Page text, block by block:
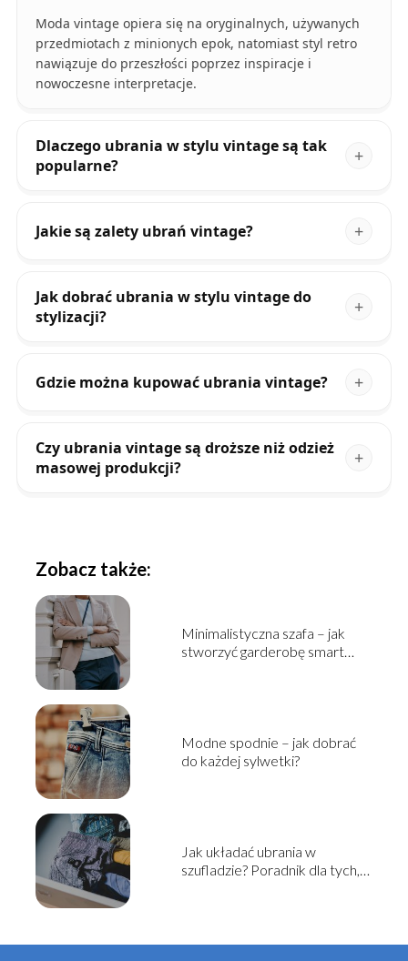
Moda vintage opiera się na oryginalnych, używanych
przedmiotach z minionych epok, natomiast styl retro
nawiązuje do przeszłości poprzez inspiracje i
nowoczesne interpretacje.
Dlaczego ubrania w stylu vintage są tak
popularne?
Jakie są zalety ubrań vintage?
Jak dobrać ubrania w stylu vintage do
stylizacji?
Gdzie można kupować ubrania vintage?
Czy ubrania vintage są droższe niż odzież
masowej produkcji?
Zobacz także:
Minimalistyczna szafa – jak
stworzyć garderobę smart
Modne spodnie – jak dobrać
do każdej sylwetki?
Jak układać ubrania w
szufladzie? Poradnik dla tych,